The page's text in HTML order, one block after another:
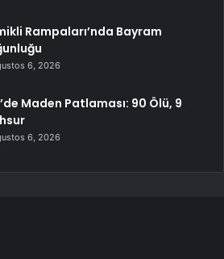
Rampaları’nda Bayram
6, 2026
Maden Patlaması: 90 Ölü, 9
6, 2026